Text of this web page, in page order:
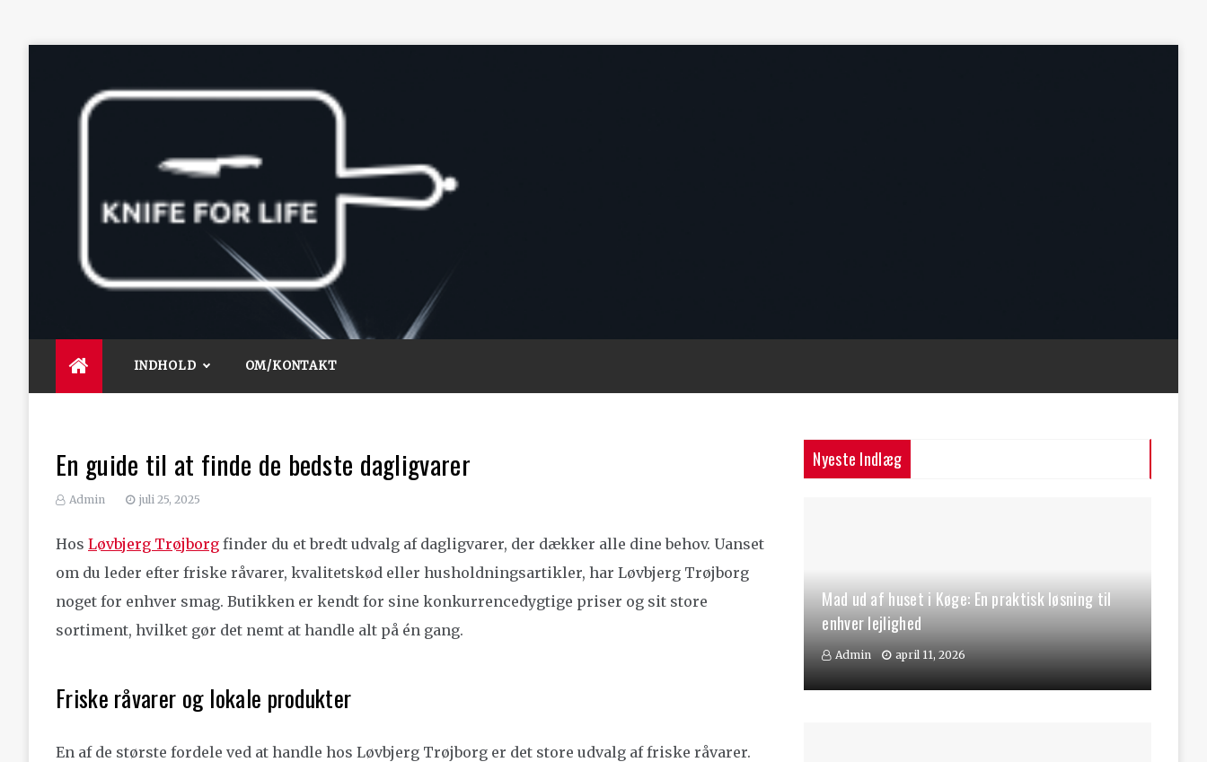
De bedste artikler, tips og tricks finder du her.
INDHOLD OM/KONTAKT
En guide til at finde de bedste dagligvarer
Admin juli 25, 2025
Hos Løvbjerg Trøjborg finder du et bredt udvalg af dagligvarer, der dækker alle dine behov. Uanset
om du leder efter friske råvarer, kvalitetskød eller husholdningsartikler, har Løvbjerg Trøjborg
noget for enhver smag. Butikken er kendt for sine konkurrencedygtige priser og sit store
sortiment, hvilket gør det nemt at handle alt på én gang.
Friske råvarer og lokale produkter
En af de største fordele ved at handle hos Løvbjerg Trøjborg er det store udvalg af friske råvarer.
Nyeste Indlæg
Mad ud af huset i Køge: En praktisk løsning til
enhver lejlighed
Admin april 11, 2026